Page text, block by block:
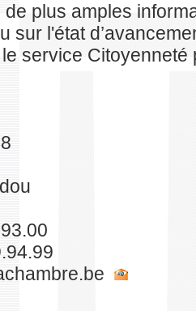
plus amples
sur l'état
service Citoyenneté